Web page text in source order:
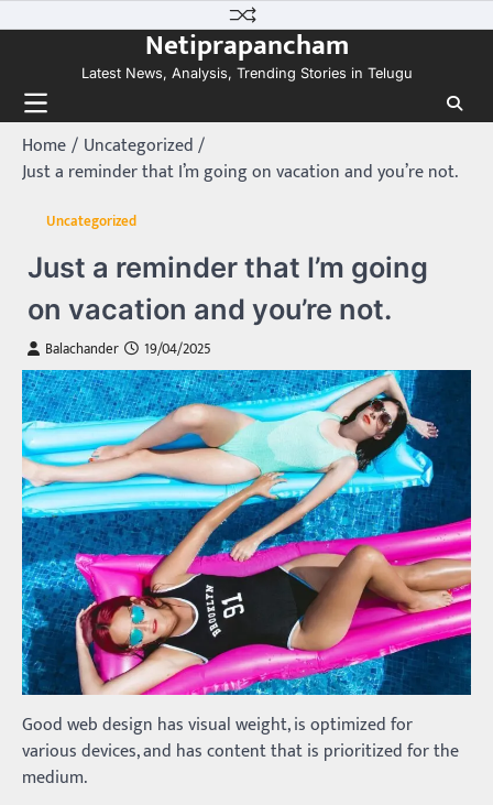
to
Netiprapancham
Latest News, Analysis, Trending Stories in Telugu
Home
Uncategorized
Just a reminder that I’m going on vacation and you’re not.
Uncategorized
Just a reminder that I’m going
on vacation and you’re not.
Balachander 19/04/2025
Good web design has visual weight, is optimized for
various devices, and has content that is prioritized for the
medium.